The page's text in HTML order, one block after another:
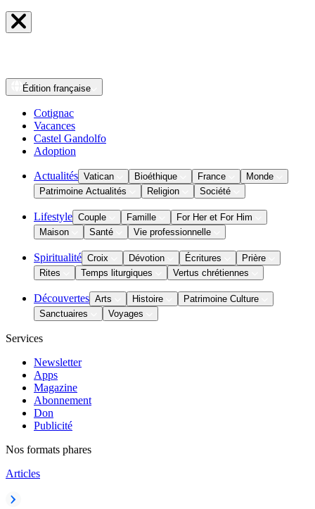
Édition française
Cotignac
Vacances
Castel Gandolfo
Adoption
Actualités Vatican Bioéthique France
Monde
Patrimoine Actualités
Religion Société
Lifestyle Couple Famille
For Her et For Him
Maison
Santé Vie professionnelle
Spiritualité Croix Dévotion Écritures
Prière
Rites
Temps liturgiques Vertus chrétiennes
Découvertes Arts Histoire
Patrimoine Culture
Sanctuaires
Voyages
Services
Newsletter
Apps
Magazine
Abonnement
Don
Publicité
Nos formats phares
Articles